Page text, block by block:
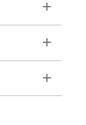
Toggle
Toggle
Toggle